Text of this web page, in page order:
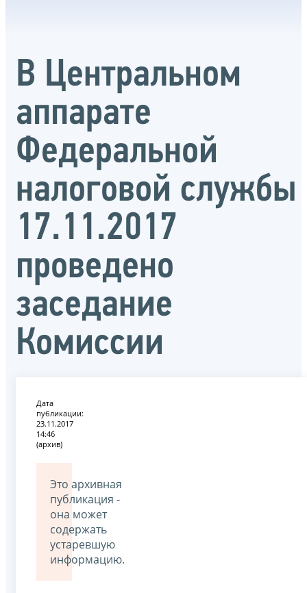
В Центральном
аппарате
Федеральной
налоговой службы
17.11.2017
проведено
заседание
Комиссии
Дата
публикации:
23.11.2017
14:46
(архив)
Это архивная
публикация -
она может
содержать
устаревшую
информацию.